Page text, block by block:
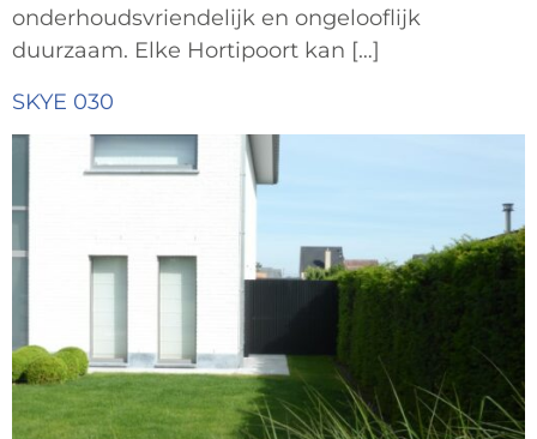
onderhoudsvriendelijk en ongelooflijk
duurzaam. Elke Hortipoort kan […]
SKYE 030